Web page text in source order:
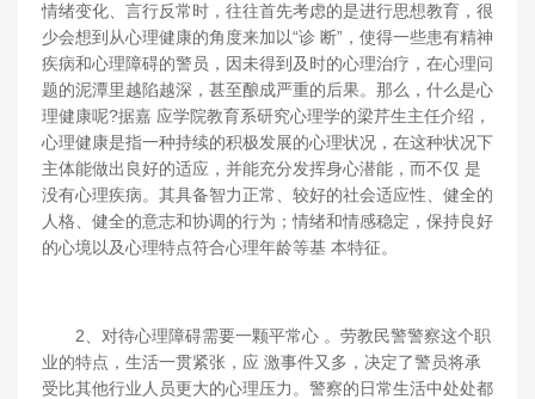
情绪变化、言行反常时，往往首先考虑的是进行思想教育，很
少会想到从心理健康的角度来加以“诊 断”，使得一些患有精神
疾病和心理障碍的警员，因未得到及时的心理治疗，在心理问
题的泥潭里越陷越深，甚至酿成严重的后果。那么，什么是心
理健康呢?据嘉 应学院教育系研究心理学的梁芹生主任介绍，
心理健康是指一种持续的积极发展的心理状况，在这种状况下
主体能做出良好的适应，并能充分发挥身心潜能，而不仅 是
没有心理疾病。其具备智力正常、较好的社会适应性、健全的
人格、健全的意志和协调的行为；情绪和情感稳定，保持良好
的心境以及心理特点符合心理年龄等基 本特征。
2、对待心理障碍需要一颗平常心 。劳教民警警察这个职
业的特点，生活一贯紧张，应 激事件又多，决定了警员将承
受比其他行业人员更大的心理压力。警察的日常生活中处处都